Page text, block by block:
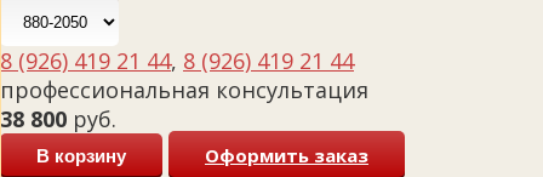
8 (926) 419 21 44, 8 (926) 419 21 44
профессиональная консультация
38 800 руб.
В корзину Оформить заказ